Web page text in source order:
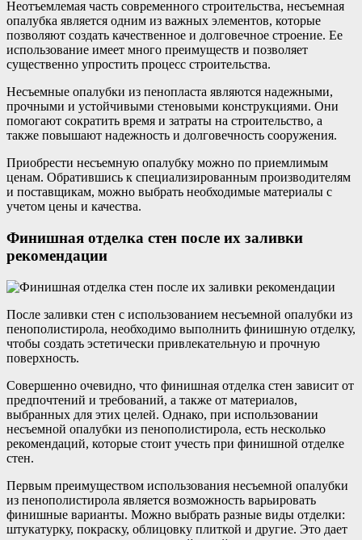
Неотъемлемая часть современного строительства, несъемная
опалубка является одним из важных элементов, которые
позволяют создать качественное и долговечное строение. Ее
использование имеет много преимуществ и позволяет
существенно упростить процесс строительства.
Несъемные опалубки из пенопласта являются надежными,
прочными и устойчивыми стеновыми конструкциями. Они
помогают сократить время и затраты на строительство, а
также повышают надежность и долговечность сооружения.
Приобрести несъемную опалубку можно по приемлимым
ценам. Обратившись к специализированным производителям
и поставщикам, можно выбрать необходимые материалы с
учетом цены и качества.
Финишная отделка стен после их заливки
рекомендации
После заливки стен с использованием несъемной опалубки из
пенополистирола, необходимо выполнить финишную отделку,
чтобы создать эстетически привлекательную и прочную
поверхность.
Совершенно очевидно, что финишная отделка стен зависит от
предпочтений и требований, а также от материалов,
выбранных для этих целей. Однако, при использовании
несъемной опалубки из пенополистирола, есть несколько
рекомендаций, которые стоит учесть при финишной отделке
стен.
Первым преимуществом использования несъемной опалубки
из пенополистирола является возможность варьировать
финишные варианты. Можно выбрать разные виды отделки:
штукатурку, покраску, облицовку плиткой и другие. Это дает